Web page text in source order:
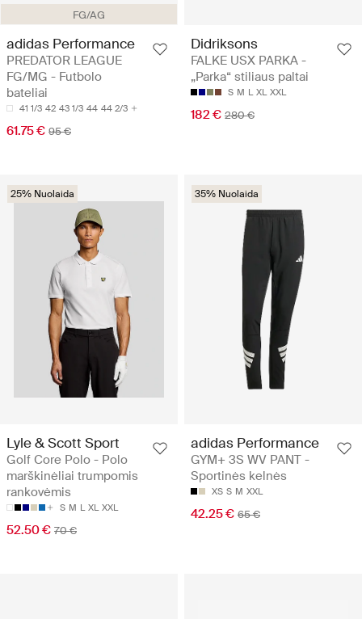
FG/AG
adidas Performance
PREDATOR LEAGUE
FG/MG - Futbolo
bateliai
41 1/3 42 43 1/3 44 44 2/3
61.75 € 95 €
Didriksons
FALKE USX PARKA -
„Parka“ stiliaus paltai
S M L XL XXL
182 € 280 €
25% Nuolaida
Lyle & Scott Sport
Golf Core Polo - Polo
marškinėliai trumpomis
rankovėmis
S M L XL XXL
52.50 € 70 €
35% Nuolaida
adidas Performance
GYM+ 3S WV PANT -
Sportinės kelnės
XS S M XXL
42.25 € 65 €